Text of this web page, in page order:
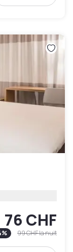
76 CHF
% 99 CHFla nuit